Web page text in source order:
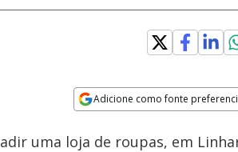
Adicione como fonte
Velocidade
uma loja de roupas, em